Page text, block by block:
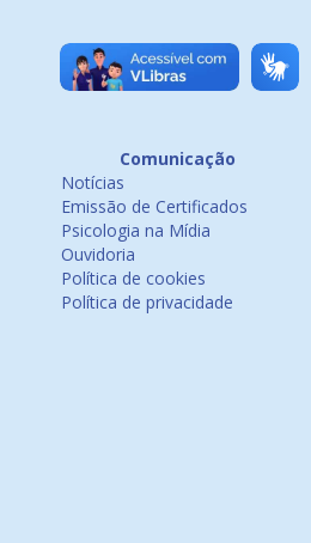
Comunicação
Notícias
Emissão de Certificados
Psicologia na Mídia
Ouvidoria
Política de cookies
Política de privacidade